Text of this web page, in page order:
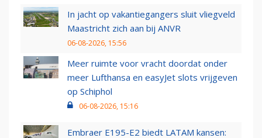
In jacht op vakantiegangers sluit vliegveld
Maastricht zich aan bij ANVR
06-08-2026, 15:56
Meer ruimte voor vracht doordat onder
meer Lufthansa en easyJet slots vrijgeven
op Schiphol
06-08-2026, 15:16
Embraer E195-E2 biedt LATAM kansen: